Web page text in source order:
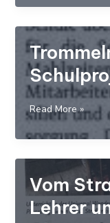
in
Elmshorn
Trommeln
für
ein
Schulprojekt
Read More »
Vom
Lehrer